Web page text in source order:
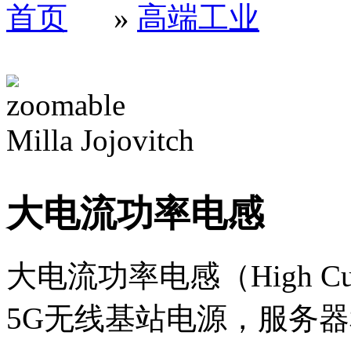
首页 » 高端工业
Milla Jojovitch
大电流功率电感
大电流功率电感（High
5G无线基站电源，服务